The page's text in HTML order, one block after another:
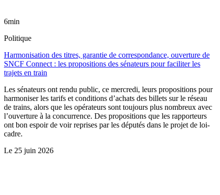
6min
Politique
Harmonisation des titres, garantie de correspondance, ouverture de
SNCF Connect : les propositions des sénateurs pour faciliter les
trajets en train
Les sénateurs ont rendu public, ce mercredi, leurs propositions pour
harmoniser les tarifs et conditions d’achats des billets sur le réseau
de trains, alors que les opérateurs sont toujours plus nombreux avec
l’ouverture à la concurrence. Des propositions que les rapporteurs
ont bon espoir de voir reprises par les députés dans le projet de loi-
cadre.
Le 25 juin 2026